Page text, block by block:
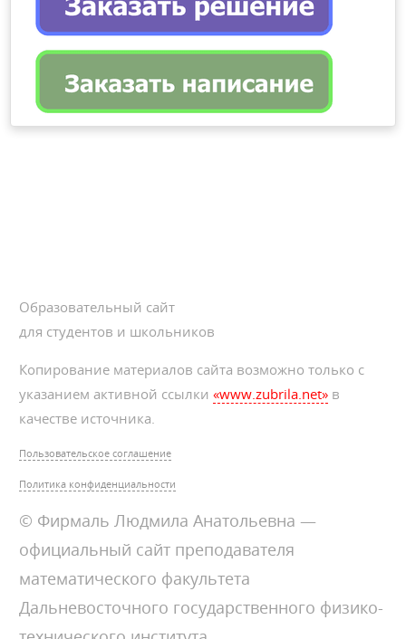
Образовательный сайт
для студентов и школьников
Копирование материалов сайта возможно только с
указанием активной ссылки«www.zubrila.net» в
качестве источника.
Пользовательское соглашение
Политика конфиденциальности
© Фирмаль Людмила Анатольевна —
официальный сайт преподавателя
математического факультета
Дальневосточного государственного физико-